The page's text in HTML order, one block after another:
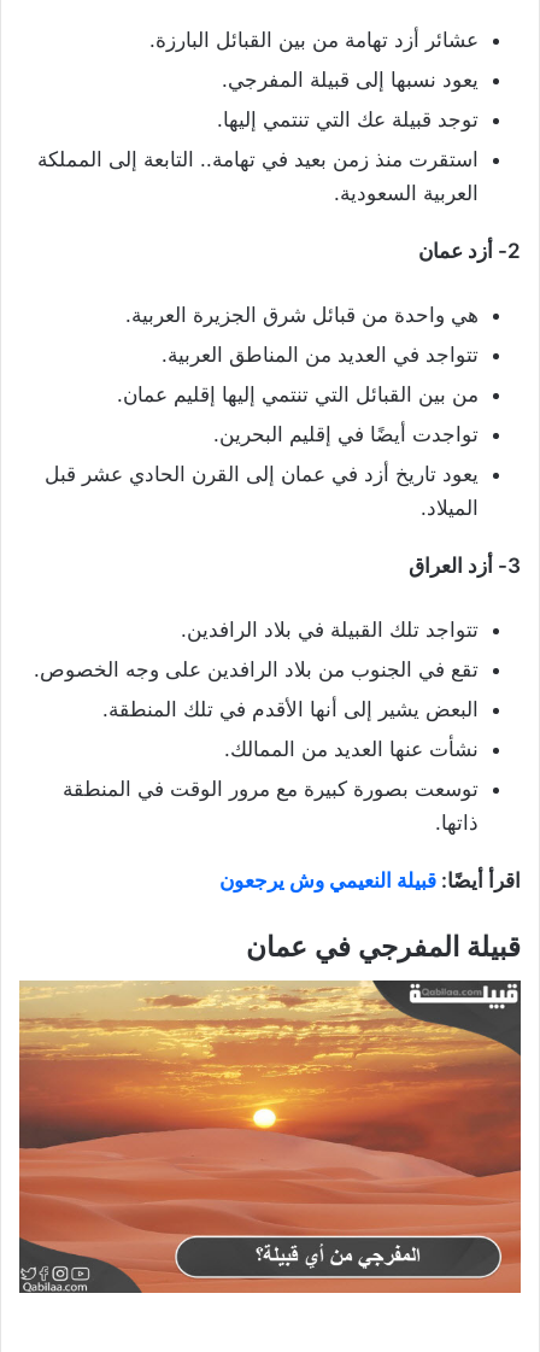
عشائر أزد تهامة من بين القبائل البارزة.
يعود نسبها إلى قبيلة المفرجي.
توجد قبيلة عك التي تنتمي إليها.
استقرت منذ زمن بعيد في تهامة.. التابعة إلى المملكة
العربية السعودية.
2- أزد عمان
هي واحدة من قبائل شرق الجزيرة العربية.
تتواجد في العديد من المناطق العربية.
من بين القبائل التي تنتمي إليها إقليم عمان.
تواجدت أيضًا في إقليم البحرين.
يعود تاريخ أزد في عمان إلى القرن الحادي عشر قبل
الميلاد.
3- أزد العراق
تتواجد تلك القبيلة في بلاد الرافدين.
تقع في الجنوب من بلاد الرافدين على وجه الخصوص.
البعض يشير إلى أنها الأقدم في تلك المنطقة.
نشأت عنها العديد من الممالك.
توسعت بصورة كبيرة مع مرور الوقت في المنطقة
ذاتها.
اقرأ أيضًا: قبيلة النعيمي وش يرجعون
قبيلة المفرجي في عمان